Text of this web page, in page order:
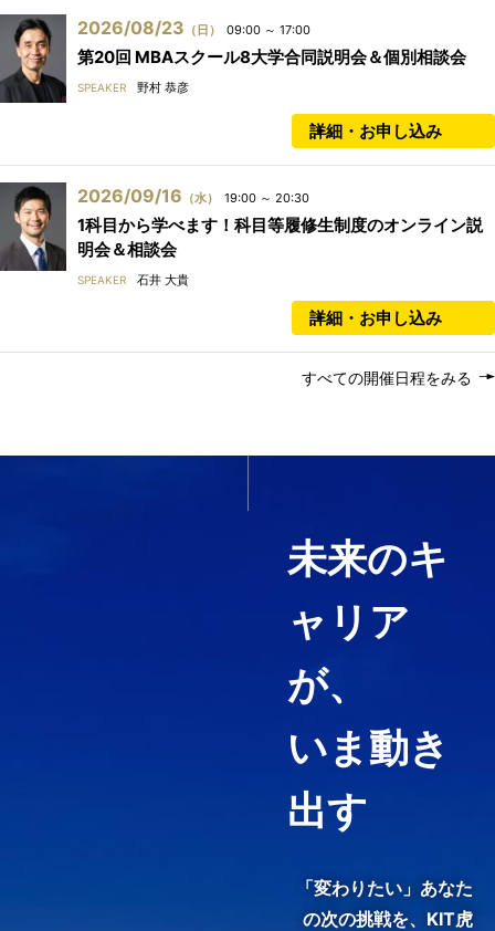
2026/08/23 （日） 09:00 ～ 17:00
第20回 MBAスクール8大学合同説明会＆個別相談会
SPEAKER 野村 恭彦
詳細・お申し込み
2026/09/16 （水） 19:00 ～ 20:30
1科目から学べます！科目等履修生制度のオンライン説
明会＆相談会
SPEAKER 石井 大貴
詳細・お申し込み
すべての開催日程をみる
未来のキ
ャリア
が、
いま動き
出す
「変わりたい」あなた
の次の挑戦を、 KIT虎